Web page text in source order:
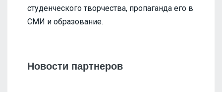
студенческого творчества, пропаганда его в
СМИ и образование.
Новости партнеров